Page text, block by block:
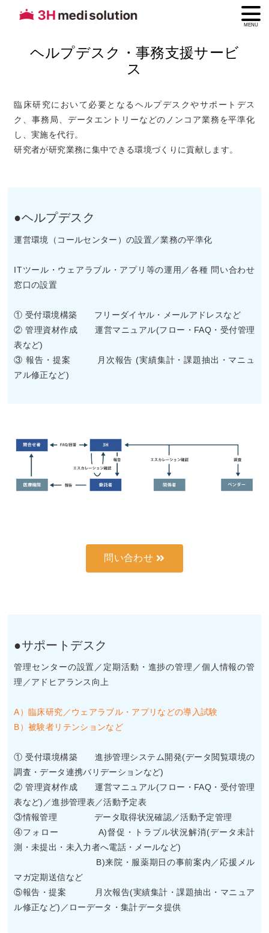
MENU
ヘルプデスク・事務支援サービ
ス
臨床研究において必要となるヘルプデスクやサポートデス
ク、事務局、データエントリーなどのノンコア業務を平準化
し、実施を代行。
研究者が研究業務に集中できる環境づくりに貢献します。
●ヘルプデスク
運営環境（コールセンター）の設置／業務の平準化
ITツール・ウェアラブル・アプリ等の運用／各種 問い合わせ
窓口の設置
① 受付環境構築 フリーダイヤル・メールアドレスなど
② 管理資材作成 運営マニュアル(フロー・FAQ・受付管理
表など)
③ 報告・提案 月次報告 (実績集計・課題抽出・マニュ
アル修正など)
問い合わせ
●サポートデスク
管理センターの設置／定期活動・進捗の管理／個人情報の管
理／アドヒアランス向上
A）臨床研究／ウェアラブル・アプリなどの導入試験
B）被験者リテンションなど
① 受付環境構築 進捗管理システム開発(データ閲覧環境の
調査・データ連携バリデーションなど)
② 管理資材作成 運営マニュアル(フロー・FAQ・受付管理
表など)／進捗管理表／活動予定表
③情報管理 データ取得状況確認／活動予定管理
④フォロー A)督促・トラブル状況解消(データ未計
測・未提出・未入力者へ電話・メールなど)
B)来院・服薬期日の事前案内／応援メル
マガ定期送信など
⑤報告・提案 月次報告(実績集計・課題抽出・マニュア
ル修正など)／ローデータ・集計データ提供